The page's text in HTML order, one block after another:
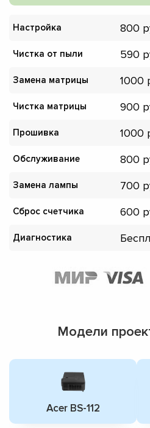
Настройка 800
Чистка от пыли 590
Замена матрицы 1000
Чистка матрицы 900
Прошивка 1000
Обслуживание 800
Замена лампы 700
Сброс счетчика 600
Диагностика
Модели
Acer BS-112